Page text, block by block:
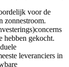
voor de
zonnestroom.
hebben gekocht.
leveranciers in